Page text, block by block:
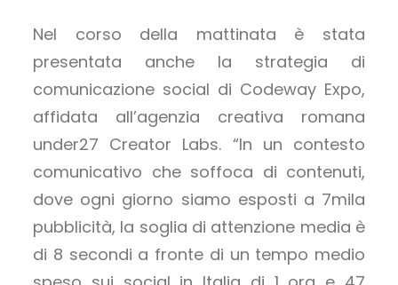
Nel corso della mattinata è stata
presentata anche la strategia di
comunicazione social di Codeway Expo,
affidata all’agenzia creativa romana
under27 Creator Labs. “In un contesto
comunicativo che soffoca di contenuti,
dove ogni giorno siamo esposti a 7mila
pubblicità, la soglia di attenzione media è
di 8 secondi a fronte di un tempo medio